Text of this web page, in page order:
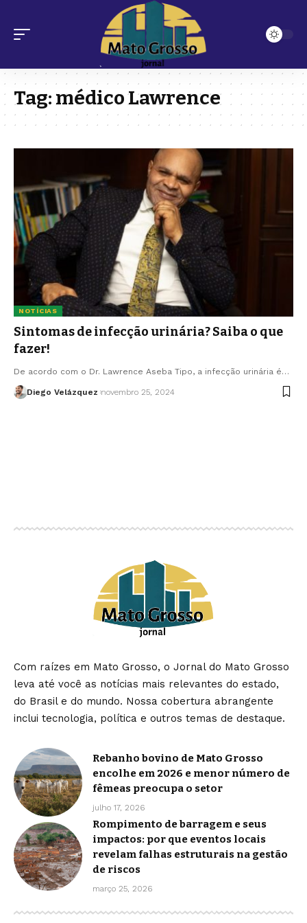
Tag:médico Lawrence
NOTÍCIAS
Sintomas de infecção urinária? Saiba o que
fazer!
De acordo com o Dr. Lawrence Aseba Tipo, a infecção urinária é…
Diego Velázquez novembro 25, 2024
Com raízes em Mato Grosso, o Jornal do Mato Grosso
leva até você as notícias mais relevantes do estado,
do Brasil e do mundo. Nossa cobertura abrangente
inclui tecnologia, política e outros temas de destaque.
Rebanho bovino de Mato Grosso
encolhe em 2026 e menor número de
fêmeas preocupa o setor
julho 17, 2026
Rompimento de barragem e seus
impactos: por que eventos locais
revelam falhas estruturais na gestão
de riscos
março 25, 2026